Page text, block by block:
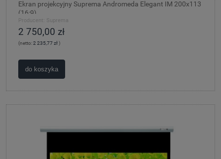
Ekran projekcyjny Suprema Andromeda Elegant IM 200x113
(16:9)
Producent: Suprema
2 750,00 zł
(netto:2 235,77 zł)
do koszyka